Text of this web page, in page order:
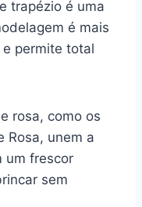
trapézio é uma
é mais
permite total
rosa, como os
Rosa, unem a
um frescor
sem